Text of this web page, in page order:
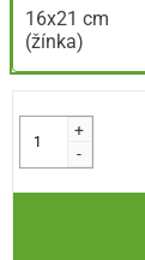
16x21 cm
(žínka)
+
-